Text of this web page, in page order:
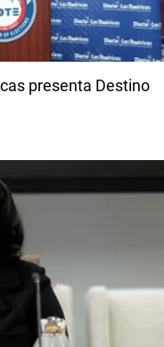
presenta Destino